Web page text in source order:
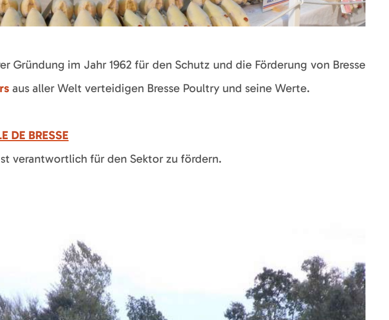
Gründung im Jahr 1962 für den Schutz und die Förderung von Bresse
aus aller Welt verteidigen Bresse Poultry und seine Werte.
DE BRESSE
verantwortlich für den Sektor zu fördern.